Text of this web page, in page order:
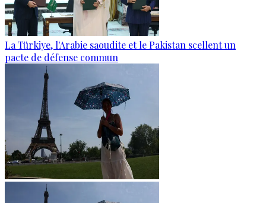
La Türkiye, l'Arabie saoudite et le Pakistan scellent un
pacte de défense commun